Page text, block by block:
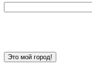
Это мой город!